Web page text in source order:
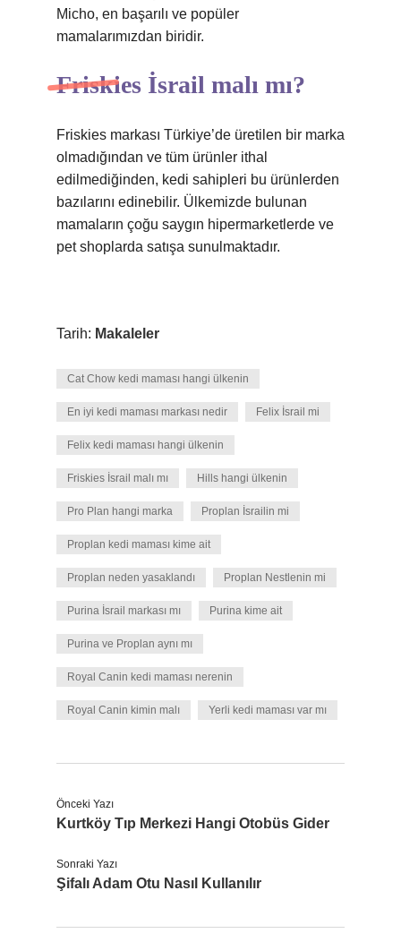
Micho, en başarılı ve popüler
mamalarımızdan biridir.
Friskies İsrail malı mı?
Friskies markası Türkiye’de üretilen bir marka
olmadığından ve tüm ürünler ithal
edilmediğinden, kedi sahipleri bu ürünlerden
bazılarını edinebilir. Ülkemizde bulunan
mamaların çoğu saygın hipermarketlerde ve
pet shoplarda satışa sunulmaktadır.
Tarih: Makaleler
Cat Chow kedi maması hangi ülkenin
En iyi kedi maması markası nedir Felix İsrail mi
Felix kedi maması hangi ülkenin
Friskies İsrail malı mı Hills hangi ülkenin
Pro Plan hangi marka Proplan İsrailin mi
Proplan kedi maması kime ait
Proplan neden yasaklandı Proplan Nestlenin mi
Purina İsrail markası mı Purina kime ait
Purina ve Proplan aynı mı
Royal Canin kedi maması nerenin
Royal Canin kimin malı Yerli kedi maması var mı
Önceki Yazı
Kurtköy Tıp Merkezi Hangi Otobüs Gider
Sonraki Yazı
Şifalı Adam Otu Nasıl Kullanılır